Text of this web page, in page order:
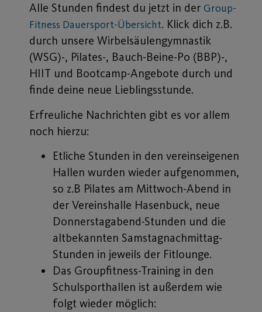
Alle Stunden findest du jetzt in der Group-
Fitness Dauersport-Übersicht. Klick dich z.B.
durch unsere Wirbelsäulengymnastik
(WSG)-, Pilates-, Bauch-Beine-Po (BBP)-,
HIIT und Bootcamp-Angebote durch und
finde deine neue Lieblingsstunde.
Erfreuliche Nachrichten gibt es vor allem
noch hierzu:
Etliche Stunden in den vereinseigenen
Hallen wurden wieder aufgenommen,
so z.B Pilates am Mittwoch-Abend in
der Vereinshalle Hasenbuck, neue
Donnerstagabend-Stunden und die
altbekannten Samstagnachmittag-
Stunden in jeweils der Fitlounge.
Das Groupfitness-Training in den
Schulsporthallen ist außerdem wie
folgt wieder möglich: